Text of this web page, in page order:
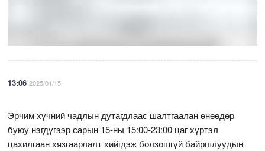
13:06 2025/01/15
Эрчим хүчний чадлын дутагдлаас шалтгаалан өнөөдөр
буюу нэгдүгээр сарын 15-ны 15:00-23:00 цаг хүртэл
цахилгаан хязгаарлалт хийгдэж болзошгүй байршлуудын